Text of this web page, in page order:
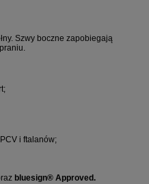
Szwy boczne zapobiegają
i ftalanów;
bluesign® Approved.